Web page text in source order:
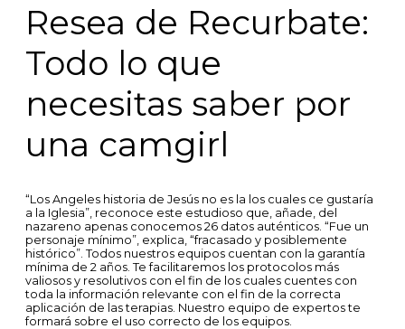
Resea de Recurbate:
Todo lo que
necesitas saber por
una camgirl
“Los Angeles historia de Jesús no es la los cuales ce gustaría
a la Iglesia”, reconoce este estudioso que, añade, del
nazareno apenas conocemos 26 datos auténticos. “Fue un
personaje mínimo”, explica, “fracasado y posiblemente
histórico”. Todos nuestros equipos cuentan con la garantía
mínima de 2 años. Te facilitaremos los protocolos más
valiosos y resolutivos con el fin de los cuales cuentes con
toda la información relevante con el fin de la correcta
aplicación de las terapias. Nuestro equipo de expertos te
formará sobre el uso correcto de los equipos.